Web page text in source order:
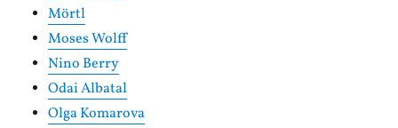
Mörtl
Moses Wolff
Nino Berry
Odai Albatal
Olga Komarova